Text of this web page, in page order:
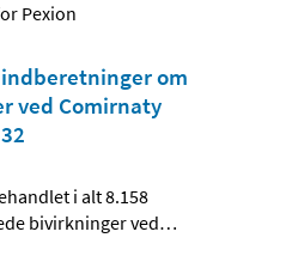
Pexion
om
ved Comirnaty
i alt 8.158
bivirkninger ved…